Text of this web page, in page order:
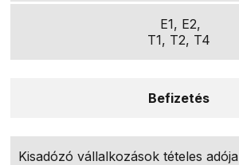
E1, E2,
T1, T2, T4
Befizetés
Kisadózó vállalkozások tételes adója